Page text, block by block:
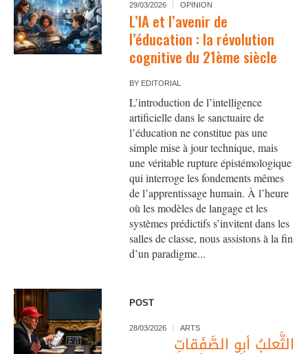
29/03/2026 OPINION
L’IA et l’avenir de
l’éducation : la révolution
cognitive du 21ème siècle
BY EDITORIAL
L’introduction de l’intelligence
artificielle dans le sanctuaire de
l’éducation ne constitue pas une
simple mise à jour technique, mais
une véritable rupture épistémologique
qui interroge les fondements mêmes
de l’apprentissage humain. À l’heure
où les modèles de langage et les
systèmes prédictifs s’invitent dans les
salles de classe, nous assistons à la fin
d’un paradigme...
POST
28/03/2026 ARTS
الثَّعلبُ أبو الصَّفَقاتِ